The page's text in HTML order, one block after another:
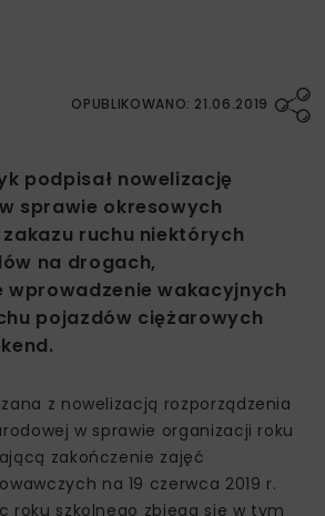
OPUBLIKOWANO: 21.06.2019
podpisał nowelizację
sprawie okresowych
ruchu niektórych
na drogach,
wprowadzenie wakacyjnych
pojazdów ciężarowych
z nowelizacją rozporządzenia
w sprawie organizacji roku
zakończenie zajęć
na 19 czerwca 2019 r.
roku szkolnego zbiega się w tym